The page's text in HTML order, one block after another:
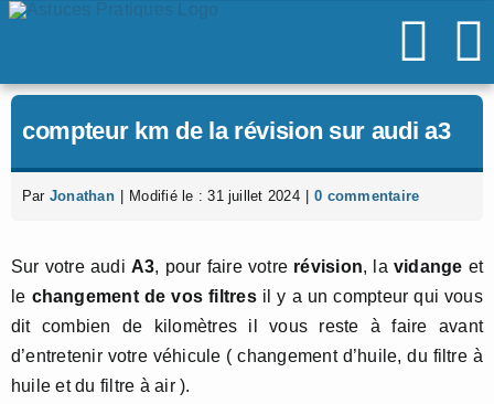
Passer
compteur km de la révision sur audi a3
Par Jonathan Modifié le : 31 juillet 2024 0 commentaire
Sur votre audi A3, pour faire votre révision, la vidange et
le changement de vos filtresil y a un compteur qui vous
dit combien de kilomètres il vous reste à faire avant
d’entretenir votre véhicule ( changement d’huile, du filtre à
huile et du filtre à air ).